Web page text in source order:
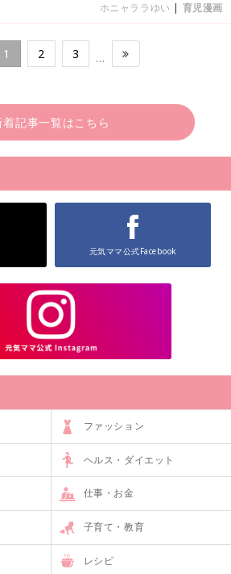
ホニャララゆい | 育児漫画
1 2 3 …
着記事一覧はこちら
元気ママ公式Facebook
ファッション
ヘルス・ダイエット
仕事・お金
子育て・教育
レシピ